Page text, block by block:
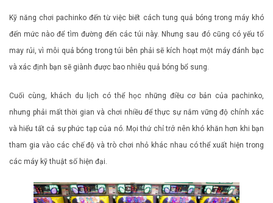
Kỹ năng chơi pachinko đến từ việc biết cách tung quả bóng trong máy khó
đến mức nào để tìm đường đến các túi này. Nhưng sau đó cũng có yếu tố
may rủi, vì mỗi quả bóng trong túi bên phải sẽ kích hoạt một máy đánh bạc
và xác định bạn sẽ giành được bao nhiêu quả bóng bổ sung.
Cuối cùng, khách du lịch có thể học những điều cơ bản của pachinko,
nhưng phải mất thời gian và chơi nhiều để thực sự nắm vững độ chính xác
và hiểu tất cả sự phức tạp của nó. Mọi thứ chỉ trở nên khó khăn hơn khi bạn
tham gia vào các chế độ và trò chơi nhỏ khác nhau có thể xuất hiện trong
các máy kỹ thuật số hiện đại.